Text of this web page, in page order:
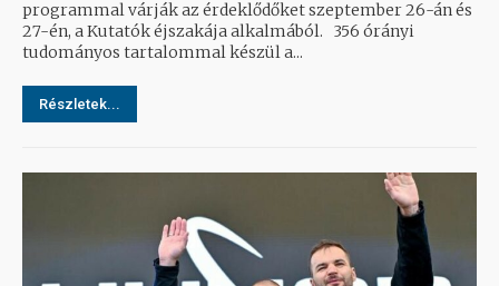
programmal várják az érdeklődőket szeptember 26-án és
27-én, a Kutatók éjszakája alkalmából. 356 órányi
tudományos tartalommal készül a...
Részletek...